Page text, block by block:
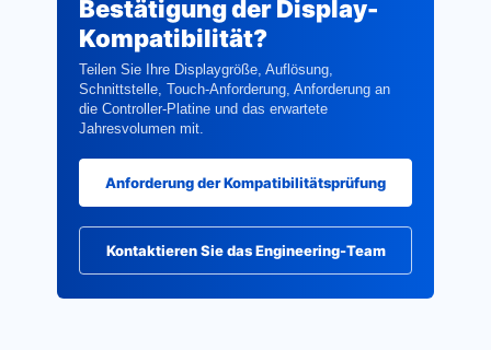
Bestätigung der Display-
Kompatibilität?
Teilen Sie Ihre Displaygröße, Auflösung,
Schnittstelle, Touch-Anforderung, Anforderung an
die Controller-Platine und das erwartete
Jahresvolumen mit.
Anforderung der Kompatibilitätsprüfung
Kontaktieren Sie das Engineering-Team